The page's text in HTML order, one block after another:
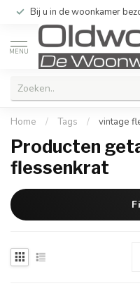
Bij u in de woonkamer
MENU
Home / Tags / vintage
Producten
flessenkrat